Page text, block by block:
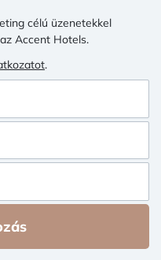
célú üzenetekkel
Accent Hotels.
.